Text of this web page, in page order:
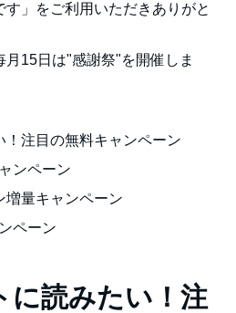
」をご利用いただきありがと
月15日は"感謝祭"を開催しま
注目の無料キャンペーン
ンペーン
量キャンペーン
ペーン
読みたい！注